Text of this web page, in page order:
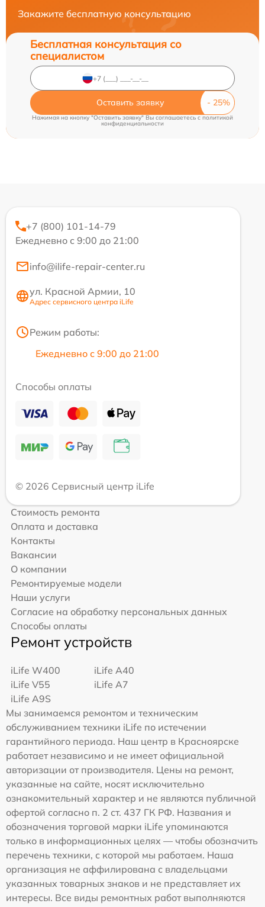
Закажите бесплатную консультацию
Бесплатная консультация со
специалистом
Оставить заявку
Нажимая на кнопку "Оставить заявку" Вы соглашаетесь c политикой
конфиденциальности
+7 (800) 101-14-79
Ежедневно с 9:00 до 21:00
info@ilife-repair-center.ru
ул. Красной Армии, 10
Адрес сервисного центра iLife
Режим работы:
Ежедневно с 9:00 до 21:00
Способы оплаты
© 2026 Сервисный центр iLife
Стоимость ремонта
Оплата и доставка
Контакты
Вакансии
О компании
Ремонтируемые модели
Наши услуги
Согласие на обработку персональных данных
Способы оплаты
Ремонт устройств
iLife W400
iLife A40
iLife V55
iLife A7
iLife A9S
Мы занимаемся ремонтом и техническим
обслуживанием техники iLife по истечении
гарантийного периода. Наш центр в Красноярске
работает независимо и не имеет официальной
авторизации от производителя. Цены на ремонт,
указанные на сайте, носят исключительно
ознакомительный характер и не являются публичной
офертой согласно п. 2 ст. 437 ГК РФ. Названия и
обозначения торговой марки iLife упоминаются
только в информационных целях — чтобы обозначить
перечень техники, с которой мы работаем. Наша
организация не аффилирована с владельцами
указанных товарных знаков и не представляет их
интересы. Все виды ремонтных работ выполняются